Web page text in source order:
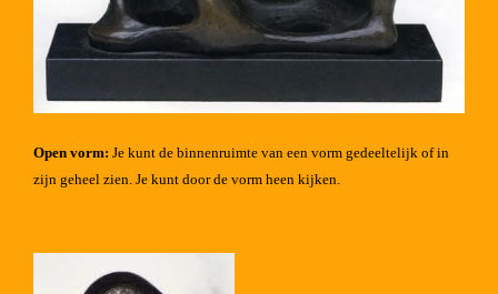
Open vorm: Je kunt de binnenruimte van een vorm gedeeltelijk of in
zijn geheel zien. Je kunt door de vorm heen kijken.